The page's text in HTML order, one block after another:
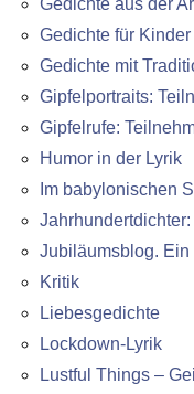
Gedichte für Kinder
Gedichte mit
Gipfelportraits:
Gipfelrufe:
Humor in der Lyrik
Im babylonischen
Jahrhundertdichter:
Jubiläumsblog.
Kritik
Liebesgedichte
Lockdown-Lyrik
Lustful Things –